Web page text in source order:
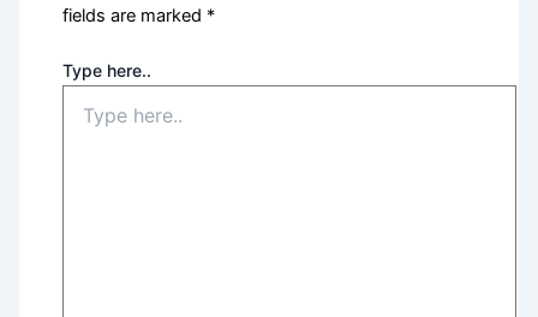
fields are marked *
Type here..